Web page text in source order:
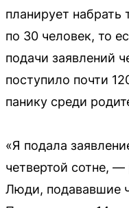
планирует
по 30 человек, то
подачи заявлений
поступило почти
панику среди
«Я подала
четвертой сотне,
Люди, подававшие